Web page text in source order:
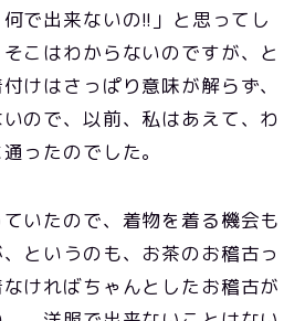
で出来ないの!!」と思ってし
こはわからないのですが、と
けはさっぱり意味が解らず、
ので、以前、私はあえて、わ
ったのでした。
いたので、着物を着る機会も
というのも、お茶のお稽古っ
ければちゃんとしたお稽古が